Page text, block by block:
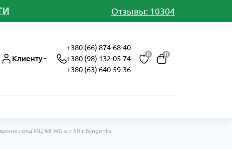
Отзывы: 10304
Клиенту
+380 (66) 874-68-40
+380 (98) 132-05-74
+380 (63) 640-59-36
0 0
голд МЦ 68 WG в.г 50 г Syngenta